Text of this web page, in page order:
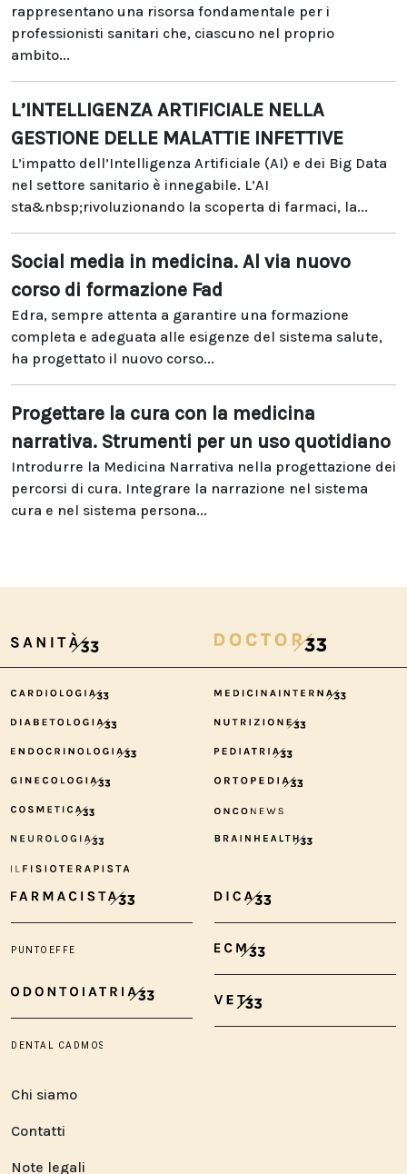
rappresentano una risorsa fondamentale per i
professionisti sanitari che, ciascuno nel proprio
ambito...
L’INTELLIGENZA ARTIFICIALE NELLA
GESTIONE DELLE MALATTIE INFETTIVE
L’impatto dell’Intelligenza Artificiale (AI) e dei Big Data
nel settore sanitario è innegabile. L’AI
sta&nbsp;rivoluzionando la scoperta di farmaci, la...
Social media in medicina. Al via nuovo
corso di formazione Fad
Edra, sempre attenta a garantire una formazione
completa e adeguata alle esigenze del sistema salute,
ha progettato il nuovo corso...
Progettare la cura con la medicina
narrativa. Strumenti per un uso quotidiano
Introdurre la Medicina Narrativa nella progettazione dei
percorsi di cura. Integrare la narrazione nel sistema
cura e nel sistema persona...
Chi siamo
Contatti
Note legali